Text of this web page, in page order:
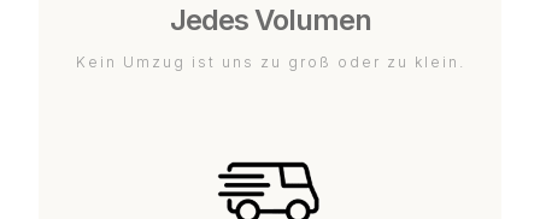
Jedes Volumen
Kein Umzug ist uns zu groß oder zu klein.